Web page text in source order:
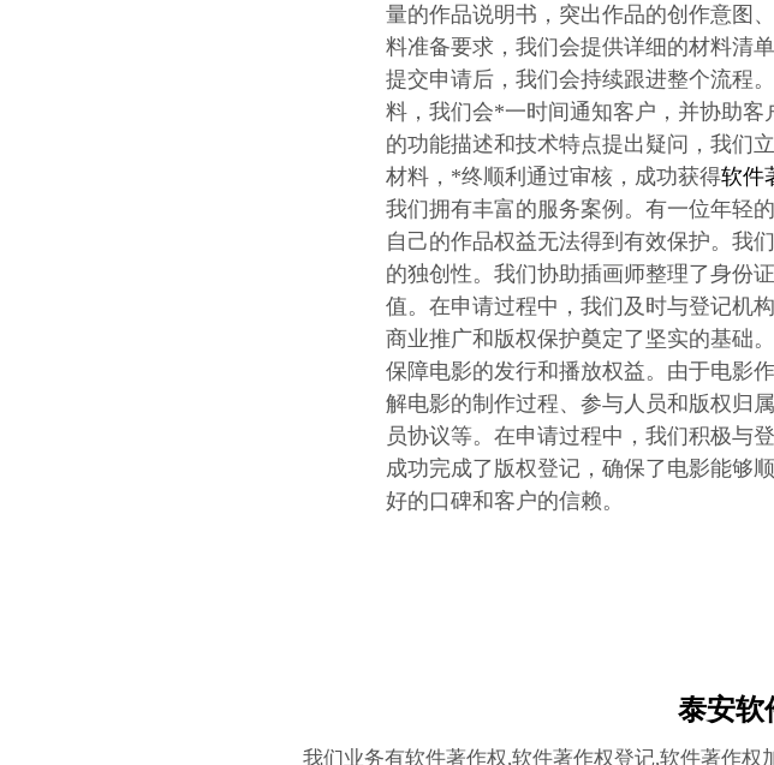
量的作品说明书，突出作品的创作意图
料准备要求，我们会提供详细的材料清
提交申请后，我们会持续跟进整个流程
料，我们会*一时间通知客户，并协助
的功能描述和技术特点提出疑问，我们
材料，*终顺利通过审核，成功获得软件
我们拥有丰富的服务案例。有一位年轻
自己的作品权益无法得到有效保护。我
的独创性。我们协助插画师整理了身份
值。在申请过程中，我们及时与登记机
商业推广和版权保护奠定了坚实的基础
保障电影的发行和播放权益。由于电影
解电影的制作过程、参与人员和版权归
员协议等。在申请过程中，我们积极与
成功完成了版权登记，确保了电影能够
好的口碑和客户的信赖。
泰安软
我们业务有软件著作权,软件著作权登记,软件著作